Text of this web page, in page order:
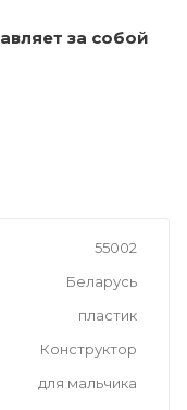
за собой
55002
Беларусь
пластик
Конструктор
для мальчика